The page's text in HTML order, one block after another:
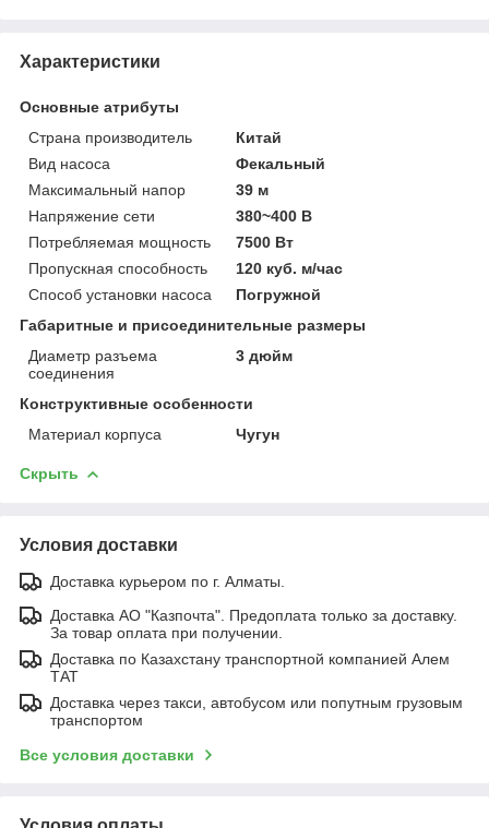
Характеристики
Основные атрибуты
Страна производитель
Китай
Вид насоса
Фекальный
Максимальный напор
39 м
Напряжение сети
380~400 В
Потребляемая мощность
7500 Вт
Пропускная способность
120 куб. м/час
Способ установки насоса
Погружной
Габаритные и присоединительные размеры
Диаметр разъема
соединения
3 дюйм
Конструктивные особенности
Материал корпуса
Чугун
Скрыть
Условия доставки
Доставка курьером по г. Алматы.
Доставка АО "Казпочта". Предоплата только за доставку.
За товар оплата при получении.
Доставка по Казахстану транспортной компанией Алем
ТАТ
Доставка через такси, автобусом или попутным грузовым
транспортом
Все условия доставки